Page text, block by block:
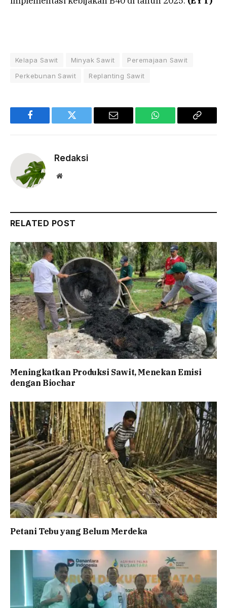
Kelapa Sawit Minyak Sawit
Peremajaan Sawit
Perkebunan Sawit
Replanting Sawit
Facebook Twitter Email WhatsApp Copy
Redaksi
Website
RELATED POST
Meningkatkan Produksi Sawit, Menekan Emisi
dengan Biochar
Petani Tebu yang Belum Merdeka